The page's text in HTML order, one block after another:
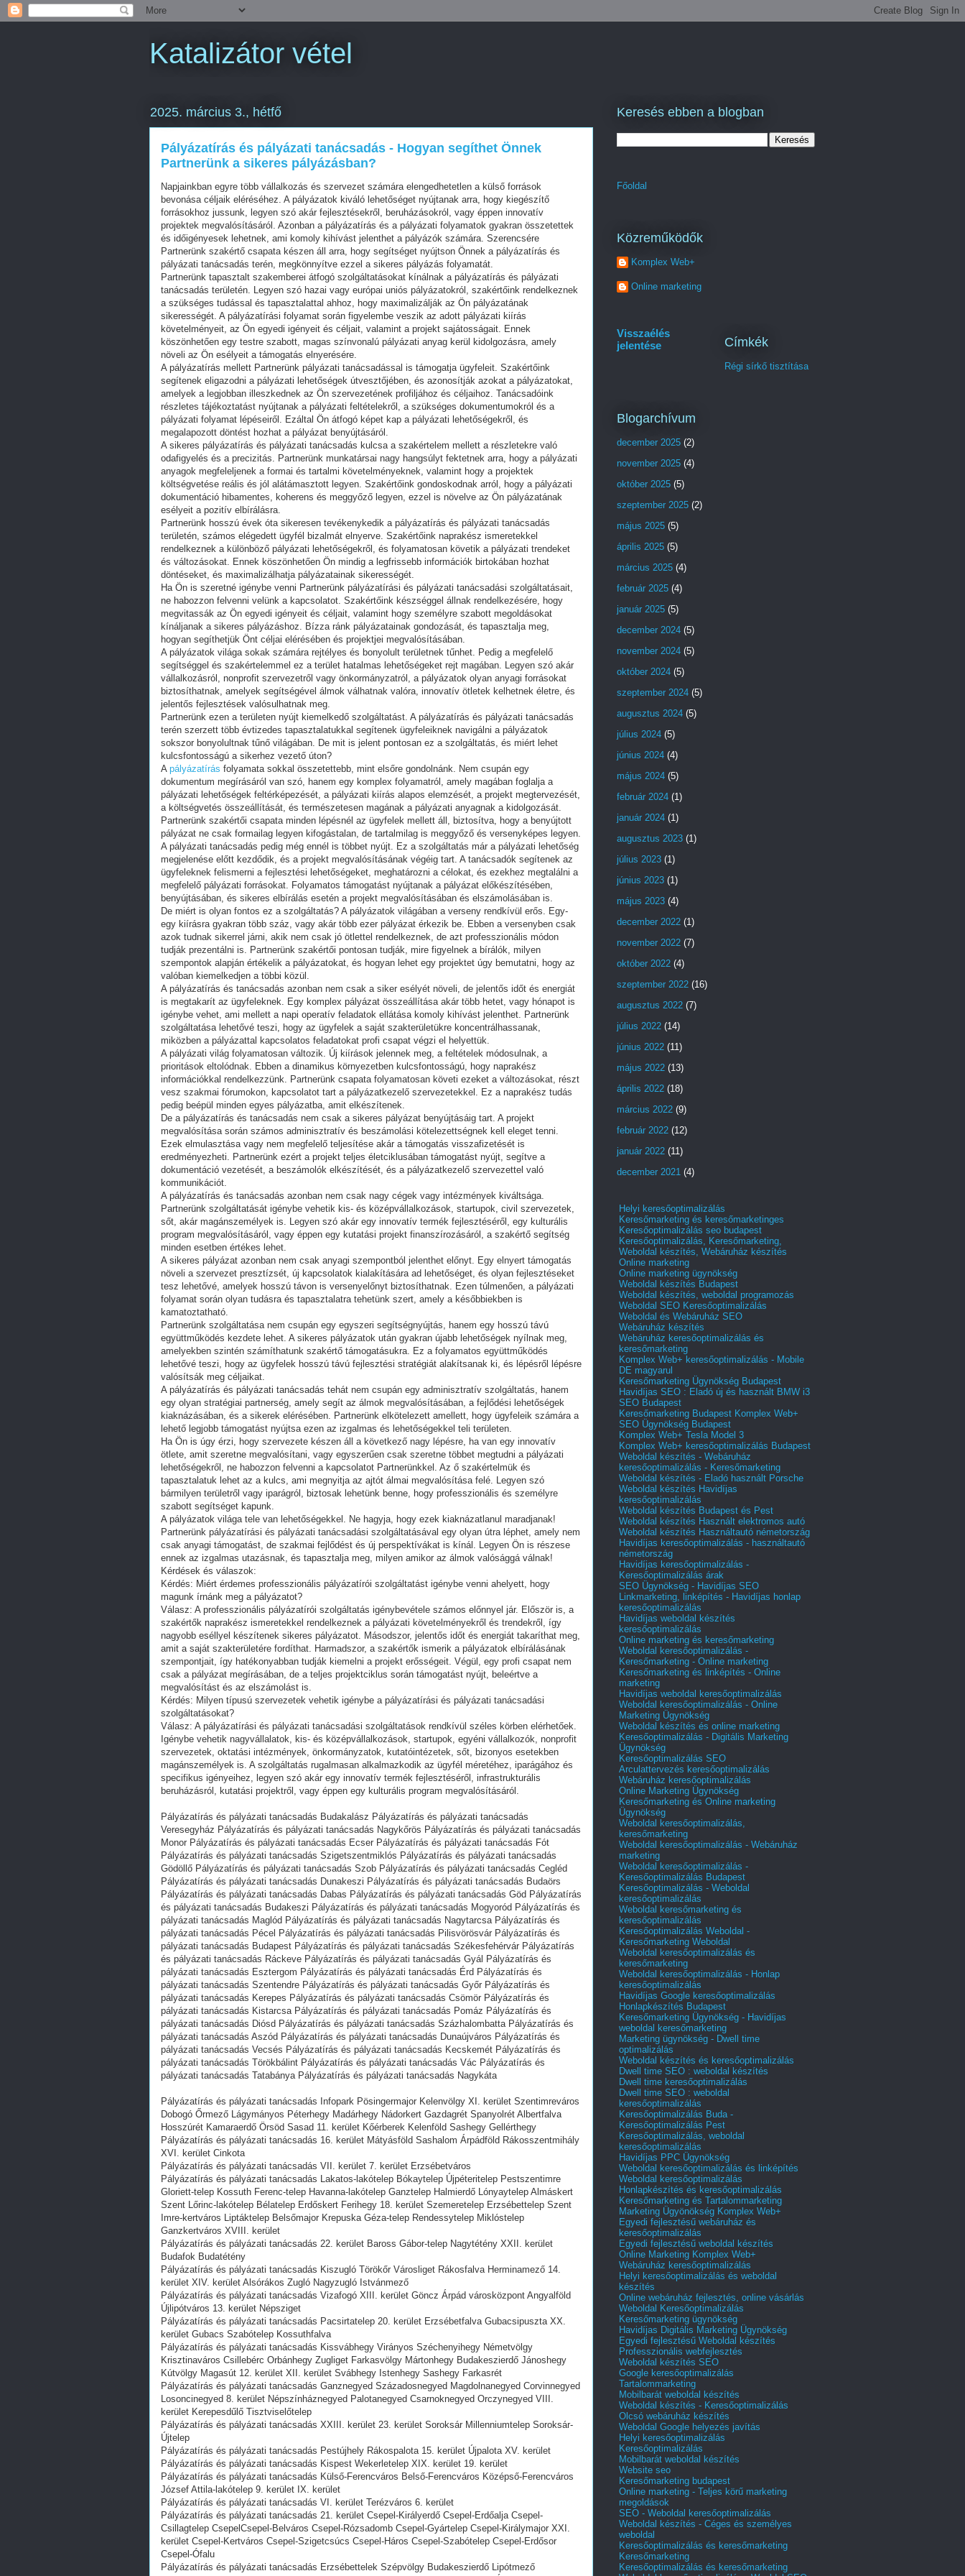
Katalizátor vétel
2025. március 3., hétfő
Pályázatírás és pályázati tanácsadás - Hogyan segíthet Önnek
Partnerünk a sikeres pályázásban?
Napjainkban egyre több vállalkozás és szervezet számára elengedhetetlen a külső források
bevonása céljaik eléréséhez. A pályázatok kiváló lehetőséget nyújtanak arra, hogy kiegészítő
forrásokhoz jussunk, legyen szó akár fejlesztésekről, beruházásokról, vagy éppen innovatív
projektek megvalósításáról. Azonban a pályázatírás és a pályázati folyamatok gyakran összetettek
és időigényesek lehetnek, ami komoly kihívást jelenthet a pályázók számára. Szerencsére
Partnerünk szakértő csapata készen áll arra, hogy segítséget nyújtson Önnek a pályázatírás és
pályázati tanácsadás terén, megkönnyítve ezzel a sikeres pályázás folyamatát.
Partnerünk tapasztalt szakemberei átfogó szolgáltatásokat kínálnak a pályázatírás és pályázati
tanácsadás területén. Legyen szó hazai vagy európai uniós pályázatokról, szakértőink rendelkeznek
a szükséges tudással és tapasztalattal ahhoz, hogy maximalizálják az Ön pályázatának
sikerességét. A pályázatírási folyamat során figyelembe veszik az adott pályázati kiírás
követelményeit, az Ön egyedi igényeit és céljait, valamint a projekt sajátosságait. Ennek
köszönhetően egy testre szabott, magas színvonalú pályázati anyag kerül kidolgozásra, amely
növeli az Ön esélyeit a támogatás elnyerésére.
A pályázatírás mellett Partnerünk pályázati tanácsadással is támogatja ügyfeleit. Szakértőink
segítenek eligazodni a pályázati lehetőségek útvesztőjében, és azonosítják azokat a pályázatokat,
amelyek a legjobban illeszkednek az Ön szervezetének profiljához és céljaihoz. Tanácsadóink
részletes tájékoztatást nyújtanak a pályázati feltételekről, a szükséges dokumentumokról és a
pályázati folyamat lépéseiről. Ezáltal Ön átfogó képet kap a pályázati lehetőségekről, és
megalapozott döntést hozhat a pályázat benyújtásáról.
A sikeres pályázatírás és pályázati tanácsadás kulcsa a szakértelem mellett a részletekre való
odafigyelés és a precizitás. Partnerünk munkatársai nagy hangsúlyt fektetnek arra, hogy a pályázati
anyagok megfeleljenek a formai és tartalmi követelményeknek, valamint hogy a projektek
költségvetése reális és jól alátámasztott legyen. Szakértőink gondoskodnak arról, hogy a pályázati
dokumentáció hibamentes, koherens és meggyőző legyen, ezzel is növelve az Ön pályázatának
esélyeit a pozitív elbírálásra.
Partnerünk hosszú évek óta sikeresen tevékenykedik a pályázatírás és pályázati tanácsadás
területén, számos elégedett ügyfél bizalmát elnyerve. Szakértőink naprakész ismeretekkel
rendelkeznek a különböző pályázati lehetőségekről, és folyamatosan követik a pályázati trendeket
és változásokat. Ennek köszönhetően Ön mindig a legfrissebb információk birtokában hozhat
döntéseket, és maximalizálhatja pályázatainak sikerességét.
Ha Ön is szeretné igénybe venni Partnerünk pályázatírási és pályázati tanácsadási szolgáltatásait,
ne habozzon felvenni velünk a kapcsolatot. Szakértőink készséggel állnak rendelkezésére, hogy
megvitassák az Ön egyedi igényeit és céljait, valamint hogy személyre szabott megoldásokat
kínáljanak a sikeres pályázáshoz. Bízza ránk pályázatainak gondozását, és tapasztalja meg,
hogyan segíthetjük Önt céljai elérésében és projektjei megvalósításában.
A pályázatok világa sokak számára rejtélyes és bonyolult területnek tűnhet. Pedig a megfelelő
segítséggel és szakértelemmel ez a terület hatalmas lehetőségeket rejt magában. Legyen szó akár
vállalkozásról, nonprofit szervezetről vagy önkormányzatról, a pályázatok olyan anyagi forrásokat
biztosíthatnak, amelyek segítségével álmok válhatnak valóra, innovatív ötletek kelhetnek életre, és
jelentős fejlesztések valósulhatnak meg.
Partnerünk ezen a területen nyújt kiemelkedő szolgáltatást. A pályázatírás és pályázati tanácsadás
terén szerzett több évtizedes tapasztalatukkal segítenek ügyfeleiknek navigálni a pályázatok
sokszor bonyolultnak tűnő világában. De mit is jelent pontosan ez a szolgáltatás, és miért lehet
kulcsfontosságú a sikerhez vezető úton?
A pályázatírás folyamata sokkal összetettebb, mint elsőre gondolnánk. Nem csupán egy
dokumentum megírásáról van szó, hanem egy komplex folyamatról, amely magában foglalja a
pályázati lehetőségek feltérképezését, a pályázati kiírás alapos elemzését, a projekt megtervezését,
a költségvetés összeállítását, és természetesen magának a pályázati anyagnak a kidolgozását.
Partnerünk szakértői csapata minden lépésnél az ügyfelek mellett áll, biztosítva, hogy a benyújtott
pályázat ne csak formailag legyen kifogástalan, de tartalmilag is meggyőző és versenyképes legyen.
A pályázati tanácsadás pedig még ennél is többet nyújt. Ez a szolgáltatás már a pályázati lehetőség
megjelenése előtt kezdődik, és a projekt megvalósításának végéig tart. A tanácsadók segítenek az
ügyfeleknek felismerni a fejlesztési lehetőségeket, meghatározni a célokat, és ezekhez megtalálni a
megfelelő pályázati forrásokat. Folyamatos támogatást nyújtanak a pályázat előkészítésében,
benyújtásában, és sikeres elbírálás esetén a projekt megvalósításában és elszámolásában is.
De miért is olyan fontos ez a szolgáltatás? A pályázatok világában a verseny rendkívül erős. Egy-
egy kiírásra gyakran több száz, vagy akár több ezer pályázat érkezik be. Ebben a versenyben csak
azok tudnak sikerrel járni, akik nem csak jó ötlettel rendelkeznek, de azt professzionális módon
tudják prezentálni is. Partnerünk szakértői pontosan tudják, mire figyelnek a bírálók, milyen
szempontok alapján értékelik a pályázatokat, és hogyan lehet egy projektet úgy bemutatni, hogy az
valóban kiemelkedjen a többi közül.
A pályázatírás és tanácsadás azonban nem csak a siker esélyét növeli, de jelentős időt és energiát
is megtakarít az ügyfeleknek. Egy komplex pályázat összeállítása akár több hetet, vagy hónapot is
igénybe vehet, ami mellett a napi operatív feladatok ellátása komoly kihívást jelenthet. Partnerünk
szolgáltatása lehetővé teszi, hogy az ügyfelek a saját szakterületükre koncentrálhassanak,
miközben a pályázattal kapcsolatos feladatokat profi csapat végzi el helyettük.
A pályázati világ folyamatosan változik. Új kiírások jelennek meg, a feltételek módosulnak, a
prioritások eltolódnak. Ebben a dinamikus környezetben kulcsfontosságú, hogy naprakész
információkkal rendelkezzünk. Partnerünk csapata folyamatosan követi ezeket a változásokat, részt
vesz szakmai fórumokon, kapcsolatot tart a pályázatkezelő szervezetekkel. Ez a naprakész tudás
pedig beépül minden egyes pályázatba, amit elkészítenek.
De a pályázatírás és tanácsadás nem csak a sikeres pályázat benyújtásáig tart. A projekt
megvalósítása során számos adminisztratív és beszámolási kötelezettségnek kell eleget tenni.
Ezek elmulasztása vagy nem megfelelő teljesítése akár a támogatás visszafizetését is
eredményezheti. Partnerünk ezért a projekt teljes életciklusában támogatást nyújt, segítve a
dokumentáció vezetését, a beszámolók elkészítését, és a pályázatkezelő szervezettel való
kommunikációt.
A pályázatírás és tanácsadás azonban nem csak nagy cégek vagy intézmények kiváltsága.
Partnerünk szolgáltatását igénybe vehetik kis- és középvállalkozások, startupok, civil szervezetek,
sőt, akár magánszemélyek is. Legyen szó akár egy innovatív termék fejlesztéséről, egy kulturális
program megvalósításáról, vagy éppen egy kutatási projekt finanszírozásáról, a szakértő segítség
minden esetben értékes lehet.
A sikeres pályázat azonban nem csak anyagi szempontból jelenthet előnyt. Egy elnyert támogatás
növeli a szervezet presztízsét, új kapcsolatok kialakítására ad lehetőséget, és olyan fejlesztéseket
tesz lehetővé, amelyek hosszú távon is versenyelőnyt biztosíthatnak. Ezen túlmenően, a pályázati
folyamat során olyan tudásra és tapasztalatra tehetünk szert, amely a későbbiekben is
kamatoztatható.
Partnerünk szolgáltatása nem csupán egy egyszeri segítségnyújtás, hanem egy hosszú távú
együttműködés kezdete lehet. A sikeres pályázatok után gyakran újabb lehetőségek nyílnak meg,
amelyekben szintén számíthatunk szakértő támogatásukra. Ez a folyamatos együttműködés
lehetővé teszi, hogy az ügyfelek hosszú távú fejlesztési stratégiát alakítsanak ki, és lépésről lépésre
valósítsák meg céljaikat.
A pályázatírás és pályázati tanácsadás tehát nem csupán egy adminisztratív szolgáltatás, hanem
egy olyan stratégiai partnerség, amely segít az álmok megvalósításában, a fejlődési lehetőségek
kiaknázásában, és a sikerek elérésében. Partnerünk elkötelezett amellett, hogy ügyfeleik számára a
lehető legjobb támogatást nyújtsa ezen az izgalmas és lehetőségekkel teli területen.
Ha Ön is úgy érzi, hogy szervezete készen áll a következő nagy lépésre, ha van egy innovatív
ötlete, amit szeretne megvalósítani, vagy egyszerűen csak szeretne többet megtudni a pályázati
lehetőségekről, ne habozzon felvenni a kapcsolatot Partnerünkkel. Az ő szakértelmük és
tapasztalatuk lehet az a kulcs, ami megnyitja az ajtót álmai megvalósítása felé. Legyen szó
bármilyen területről vagy iparágról, biztosak lehetünk benne, hogy professzionális és személyre
szabott segítséget kapunk.
A pályázatok világa tele van lehetőségekkel. Ne hagyja, hogy ezek kiaknázatlanul maradjanak!
Partnerünk pályázatírási és pályázati tanácsadási szolgáltatásával egy olyan útra léphet, amely nem
csak anyagi támogatást, de szakmai fejlődést és új perspektívákat is kínál. Legyen Ön is részese
ennek az izgalmas utazásnak, és tapasztalja meg, milyen amikor az álmok valósággá válnak!
Kérdések és válaszok:
Kérdés: Miért érdemes professzionális pályázatírói szolgáltatást igénybe venni ahelyett, hogy
magunk írnánk meg a pályázatot?
Válasz: A professzionális pályázatírói szolgáltatás igénybevétele számos előnnyel jár. Először is, a
szakértők naprakész ismeretekkel rendelkeznek a pályázati követelményekről és trendekről, így
nagyobb eséllyel készítenek sikeres pályázatot. Másodszor, jelentős időt és energiát takaríthat meg,
amit a saját szakterületére fordíthat. Harmadszor, a szakértők ismerik a pályázatok elbírálásának
szempontjait, így hatékonyabban tudják kiemelni a projekt erősségeit. Végül, egy profi csapat nem
csak a pályázat megírásában, de a teljes projektciklus során támogatást nyújt, beleértve a
megvalósítást és az elszámolást is.
Kérdés: Milyen típusú szervezetek vehetik igénybe a pályázatírási és pályázati tanácsadási
szolgáltatásokat?
Válasz: A pályázatírási és pályázati tanácsadási szolgáltatások rendkívül széles körben elérhetőek.
Igénybe vehetik nagyvállalatok, kis- és középvállalkozások, startupok, egyéni vállalkozók, nonprofit
szervezetek, oktatási intézmények, önkormányzatok, kutatóintézetek, sőt, bizonyos esetekben
magánszemélyek is. A szolgáltatás rugalmasan alkalmazkodik az ügyfél méretéhez, iparágához és
specifikus igényeihez, legyen szó akár egy innovatív termék fejlesztéséről, infrastrukturális
beruházásról, kutatási projektről, vagy éppen egy kulturális program megvalósításáról.
Pályázatírás és pályázati tanácsadás Budakalász Pályázatírás és pályázati tanácsadás
Veresegyház Pályázatírás és pályázati tanácsadás Nagykőrös Pályázatírás és pályázati tanácsadás
Monor Pályázatírás és pályázati tanácsadás Ecser Pályázatírás és pályázati tanácsadás Fót
Pályázatírás és pályázati tanácsadás Szigetszentmiklós Pályázatírás és pályázati tanácsadás
Gödöllő Pályázatírás és pályázati tanácsadás Szob Pályázatírás és pályázati tanácsadás Cegléd
Pályázatírás és pályázati tanácsadás Dunakeszi Pályázatírás és pályázati tanácsadás Budaörs
Pályázatírás és pályázati tanácsadás Dabas Pályázatírás és pályázati tanácsadás Göd Pályázatírás
és pályázati tanácsadás Budakeszi Pályázatírás és pályázati tanácsadás Mogyoród Pályázatírás és
pályázati tanácsadás Maglód Pályázatírás és pályázati tanácsadás Nagytarcsa Pályázatírás és
pályázati tanácsadás Pécel Pályázatírás és pályázati tanácsadás Pilisvörösvár Pályázatírás és
pályázati tanácsadás Budapest Pályázatírás és pályázati tanácsadás Székesfehérvár Pályázatírás
és pályázati tanácsadás Ráckeve Pályázatírás és pályázati tanácsadás Gyál Pályázatírás és
pályázati tanácsadás Esztergom Pályázatírás és pályázati tanácsadás Érd Pályázatírás és
pályázati tanácsadás Szentendre Pályázatírás és pályázati tanácsadás Győr Pályázatírás és
pályázati tanácsadás Kerepes Pályázatírás és pályázati tanácsadás Csömör Pályázatírás és
pályázati tanácsadás Kistarcsa Pályázatírás és pályázati tanácsadás Pomáz Pályázatírás és
pályázati tanácsadás Diósd Pályázatírás és pályázati tanácsadás Százhalombatta Pályázatírás és
pályázati tanácsadás Aszód Pályázatírás és pályázati tanácsadás Dunaújváros Pályázatírás és
pályázati tanácsadás Vecsés Pályázatírás és pályázati tanácsadás Kecskemét Pályázatírás és
pályázati tanácsadás Törökbálint Pályázatírás és pályázati tanácsadás Vác Pályázatírás és
pályázati tanácsadás Tatabánya Pályázatírás és pályázati tanácsadás Nagykáta
Pályázatírás és pályázati tanácsadás Infopark Pösingermajor Kelenvölgy XI. kerület Szentimreváros
Dobogó Őrmező Lágymányos Péterhegy Madárhegy Nádorkert Gazdagrét Spanyolrét Albertfalva
Hosszúrét Kamaraerdő Örsöd Sasad 11. kerület Kőérberek Kelenföld Sashegy Gellérthegy
Pályázatírás és pályázati tanácsadás 16. kerület Mátyásföld Sashalom Árpádföld Rákosszentmihály
XVI. kerület Cinkota
Pályázatírás és pályázati tanácsadás VII. kerület 7. kerület Erzsébetváros
Pályázatírás és pályázati tanácsadás Lakatos-lakótelep Bókaytelep Újpéteritelep Pestszentimre
Gloriett-telep Kossuth Ferenc-telep Havanna-lakótelep Ganztelep Halmierdő Lónyaytelep Almáskert
Szent Lőrinc-lakótelep Bélatelep Erdőskert Ferihegy 18. kerület Szemeretelep Erzsébettelep Szent
Imre-kertváros Liptáktelep Belsőmajor Krepuska Géza-telep Rendessytelep Miklóstelep
Ganzkertváros XVIII. kerület
Pályázatírás és pályázati tanácsadás 22. kerület Baross Gábor-telep Nagytétény XXII. kerület
Budafok Budatétény
Pályázatírás és pályázati tanácsadás Kiszugló Törökőr Városliget Rákosfalva Herminamező 14.
kerület XIV. kerület Alsórákos Zugló Nagyzugló Istvánmező
Pályázatírás és pályázati tanácsadás Vizafogó XIII. kerület Göncz Árpád városközpont Angyalföld
Újlipótváros 13. kerület Népsziget
Pályázatírás és pályázati tanácsadás Pacsirtatelep 20. kerület Erzsébetfalva Gubacsipuszta XX.
kerület Gubacs Szabótelep Kossuthfalva
Pályázatírás és pályázati tanácsadás Kissvábhegy Virányos Széchenyihegy Németvölgy
Krisztinaváros Csillebérc Orbánhegy Zugliget Farkasvölgy Mártonhegy Budakeszierdő Jánoshegy
Kútvölgy Magasút 12. kerület XII. kerület Svábhegy Istenhegy Sashegy Farkasrét
Pályázatírás és pályázati tanácsadás Ganznegyed Századosnegyed Magdolnanegyed Corvinnegyed
Losoncinegyed 8. kerület Népszínháznegyed Palotanegyed Csarnoknegyed Orczynegyed VIII.
kerület Kerepesdűlő Tisztviselőtelep
Pályázatírás és pályázati tanácsadás XXIII. kerület 23. kerület Soroksár Millenniumtelep Soroksár-
Újtelep
Pályázatírás és pályázati tanácsadás Pestújhely Rákospalota 15. kerület Újpalota XV. kerület
Pályázatírás és pályázati tanácsadás Kispest Wekerletelep XIX. kerület 19. kerület
Pályázatírás és pályázati tanácsadás Külső-Ferencváros Belső-Ferencváros Középső-Ferencváros
József Attila-lakótelep 9. kerület IX. kerület
Pályázatírás és pályázati tanácsadás VI. kerület Terézváros 6. kerület
Pályázatírás és pályázati tanácsadás 21. kerület Csepel-Királyerdő Csepel-Erdőalja Csepel-
Csillagtelep CsepelCsepel-Belváros Csepel-Rózsadomb Csepel-Gyártelep Csepel-Királymajor XXI.
kerület Csepel-Kertváros Csepel-Szigetcsúcs Csepel-Háros Csepel-Szabótelep Csepel-Erdősor
Csepel-Ófalu
Pályázatírás és pályázati tanácsadás Erzsébettelek Szépvölgy Budakeszierdő Lipótmező
Keresés ebben a blogban
Főoldal
Közreműködők
Komplex Web+
Online marketing
Visszaélés
jelentése
Címkék
Régi sírkő tisztítása
Blogarchívum
december 2025 (2)
november 2025 (4)
október 2025 (5)
szeptember 2025 (2)
május 2025 (5)
április 2025 (5)
március 2025 (4)
február 2025 (4)
január 2025 (5)
december 2024 (5)
november 2024 (5)
október 2024 (5)
szeptember 2024 (5)
augusztus 2024 (5)
július 2024 (5)
június 2024 (4)
május 2024 (5)
február 2024 (1)
január 2024 (1)
augusztus 2023 (1)
július 2023 (1)
június 2023 (1)
május 2023 (4)
december 2022 (1)
november 2022 (7)
október 2022 (4)
szeptember 2022 (16)
augusztus 2022 (7)
július 2022 (14)
június 2022 (11)
május 2022 (13)
április 2022 (18)
március 2022 (9)
február 2022 (12)
január 2022 (11)
december 2021 (4)
Helyi keresőoptimalizálás
Keresőmarketing és keresőmarketinges
Keresőoptimalizálás seo budapest
Keresőoptimalizálás, Keresőmarketing,
Weboldal készítés, Webáruház készítés
Online marketing
Online marketing ügynökség
Weboldal készítés Budapest
Weboldal készítés, weboldal programozás
Weboldal SEO Keresőoptimalizálás
Weboldal és Webáruház SEO
Webáruház készítés
Webáruház keresőoptimalizálás és
keresőmarketing
Komplex Web+ keresőoptimalizálás - Mobile
DE magyarul
Keresőmarketing Ügynökség Budapest
Havidíjas SEO : Eladó új és használt BMW i3
SEO Budapest
Keresőmarketing Budapest Komplex Web+
SEO Ügynökség Budapest
Komplex Web+ Tesla Model 3
Komplex Web+ keresőoptimalizálás Budapest
Weboldal készítés - Webáruház
keresőoptimalizálás - Keresőmarketing
Weboldal készítés - Eladó használt Porsche
Weboldal készítés Havidíjas
keresőoptimalizálás
Weboldal készítés Budapest és Pest
Weboldal készítés Használt elektromos autó
Weboldal készítés Használtautó németország
Havidíjas keresőoptimalizálás - használtautó
németország
Havidíjas keresőoptimalizálás -
Keresőoptimalizálás árak
SEO Ügynökség - Havidíjas SEO
Linkmarketing, linképítés - Havidíjas honlap
keresőoptimalizálás
Havidíjas weboldal készítés
keresőoptimalizálás
Online marketing és keresőmarketing
Weboldal keresőoptimalizálás -
Keresőmarketing - Online marketing
Keresőmarketing és linképítés - Online
marketing
Havidíjas weboldal keresőoptimalizálás
Weboldal keresőoptimalizálás - Online
Marketing Ügynökség
Weboldal készítés és online marketing
Keresőoptimalizálás - Digitális Marketing
Ügynökség
Keresőoptimalizálás SEO
Arculattervezés keresőoptimalizálás
Webáruház keresőoptimalizálás
Online Marketing Ügynökség
Keresőmarketing és Online marketing
Ügynökség
Weboldal keresőoptimalizálás,
keresőmarketing
Weboldal keresőoptimalizálás - Webáruház
marketing
Weboldal keresőoptimalizálás -
Keresőoptimalizálás Budapest
Keresőoptimalizálás - Weboldal
keresőoptimalizálás
Weboldal keresőmarketing és
keresőoptimalizálás
Keresőoptimalizálás Weboldal -
Keresőmarketing Weboldal
Weboldal keresőoptimalizálás és
keresőmarketing
Weboldal keresőoptimalizálás - Honlap
keresőoptimalizálás
Havidíjas Google keresőoptimalizálás
Honlapkészítés Budapest
Keresőmarketing Ügynökség - Havidíjas
weboldal keresőmarketing
Marketing ügynökség - Dwell time
optimalizálás
Weboldal készítés és keresőoptimalizálás
Dwell time SEO : weboldal készítés
Dwell time keresőoptimalizálás
Dwell time SEO : weboldal
keresőoptimalizálás
Keresőoptimalizálás Buda -
Keresőoptimalizálás Pest
Keresőoptimalizálás, weboldal
keresőoptimalizálás
Havidíjas PPC Ügynökség
Weboldal keresőoptimalizálás és linképítés
Weboldal keresőoptimalizálás
Honlapkészítés és keresőoptimalizálás
Keresőmarketing és Tartalommarketing
Marketing Ügyönökség Komplex Web+
Egyedi fejlesztésű webáruház és
keresőoptimalizálás
Egyedi fejlesztésű weboldal készítés
Online Marketing Komplex Web+
Webáruház keresőoptimalizálás
Helyi keresőoptimalizálás és weboldal
készítés
Online webáruház fejlesztés, online vásárlás
Weboldal Keresőoptimalizálás
Keresőmarketing ügynökség
Havidíjas Digitális Marketing Ügynökség
Egyedi fejlesztésű Weboldal készítés
Professzionális webfejlesztés
Weboldal készítés SEO
Google keresőoptimalizálás
Tartalommarketing
Mobilbarát weboldal készítés
Weboldal készítés - Keresőoptimalizálás
Olcsó webáruház készítés
Weboldal Google helyezés javítás
Helyi keresőoptimalizálás
Keresőoptimalizálás
Mobilbarát weboldal készítés
Website seo
Keresőmarketing budapest
Online marketing - Teljes körű marketing
megoldások
SEO - Weboldal keresőoptimalizálás
Weboldal készítés - Céges és személyes
weboldal
Keresőoptimalizálás és keresőmarketing
Keresőmarketing
Keresőoptimalizálás és keresőmarketing